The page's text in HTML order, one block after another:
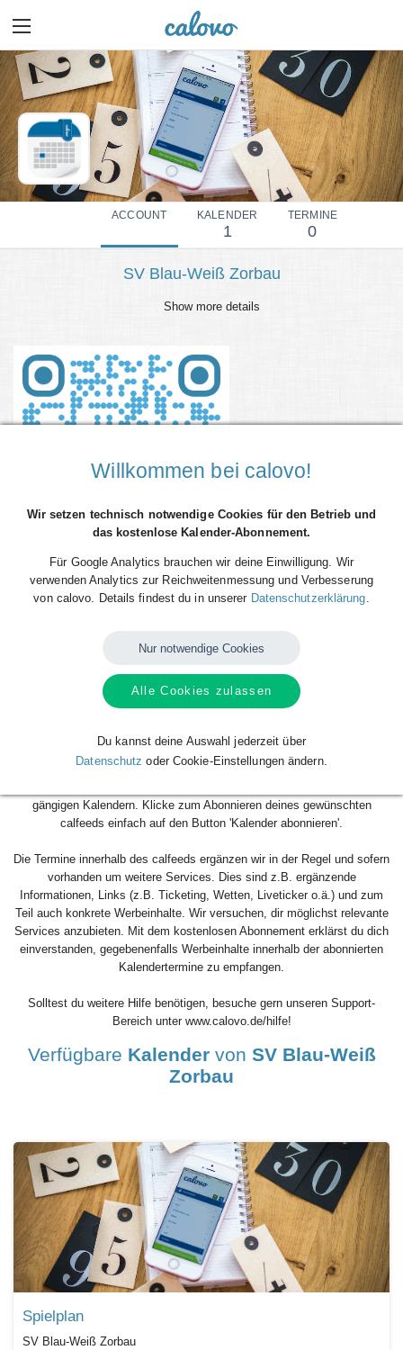
ACCOUNT KALENDER
1
TERMINE
0
SV Blau-Weiß Zorbau
Show more details
Du willst alle Spieltermine von SV Blau-Weiß Zorbau direkt als
Smartphone, Tablet oder Desktop-PC integrieren? Kein Problem mit den
Das Beste daran: sobald neue Spieltermine angelegt oder geändert
dem kostenlosen Abonnieren nie wieder etwas tun. Alle Termine einzeln
und mühsam einzutragen gehört also der Vergangenheit an. Los geht´s!
gängigen Kalendern. Klicke zum Abonnieren deines gewünschten
calfeeds einfach auf den Button 'Kalender abonnieren'.
Die Termine innerhalb des calfeeds ergänzen wir in der Regel und sofern
vorhanden um weitere Services. Dies sind z.B. ergänzende
Informationen, Links (z.B. Ticketing, Wetten, Liveticker o.ä.) und zum
Teil auch konkrete Werbeinhalte. Wir versuchen, dir möglichst relevante
Services anzubieten. Mit dem kostenlosen Abonnement erklärst du dich
einverstanden, gegebenenfalls Werbeinhalte innerhalb der abonnierten
Kalendertermine zu empfangen.
Solltest du weitere Hilfe benötigen, besuche gern unseren Support-
Bereich unter www.calovo.de/hilfe!
Verfügbare Kalendervon SV Blau-Weiß
Zorbau
Spielplan
SV Blau-Weiß Zorbau
Willkommen bei calovo!
Wir setzen technisch notwendige Cookies für den Betrieb und
das kostenlose Kalender-Abonnement.
Für Google Analytics brauchen wir deine Einwilligung. Wir
verwenden Analytics zur Reichweitenmessung und Verbesserung
von calovo. Details findest du in unserer Datenschutzerklärung.
Nur notwendige Cookies
Alle Cookies zulassen
Du kannst deine Auswahl jederzeit über
Datenschutz oder Cookie-Einstellungen ändern.